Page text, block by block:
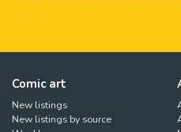
Comic art
New listings
New listings by source